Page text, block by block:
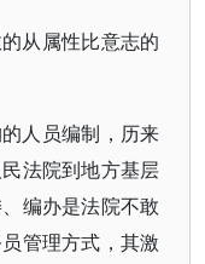
从属性比意志的
人员编制，历来
法院到地方基层
编办是法院不敢
管理方式，其激